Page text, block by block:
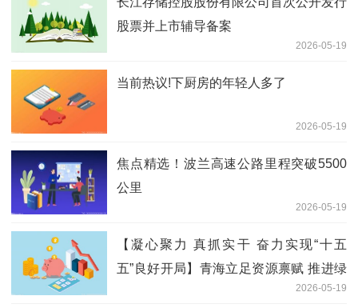
股票并上市辅导备案
2026-05-19
当前热议!下厨房的年轻人多了
2026-05-19
焦点精选！波兰高速公路里程突破5500
公里
2026-05-19
【凝心聚力 真抓实干 奋力实现“十五
五”良好开局】青海立足资源禀赋 推进绿
色算电协同发展 宁夏持续加力 筑牢西北
2026-05-19